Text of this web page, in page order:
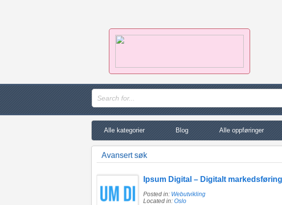
Alle kategorier Blog Alle oppføringer
Avansert søk
Ipsum Digital – Digitalt
Posted in: Webutvikling
Located in: Oslo